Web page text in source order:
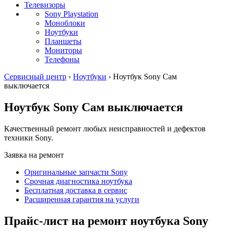
Телевизоры
Sony Playstation
Моноблоки
Ноутбуки
Планшеты
Мониторы
Телефоны
Сервисный центр › Ноутбуки › Ноутбук Sony Сам
выключается
Ноутбук Sony Сам выключается
Качественный ремонт любых неисправностей и дефектов
техники Sony.
Заявка на ремонт
Оригинальные запчасти Sony
Срочная диагностика ноутбука
Бесплатная доставка в сервис
Расширенная гарантия на услуги
Прайс-лист на ремонт ноутбука Sony